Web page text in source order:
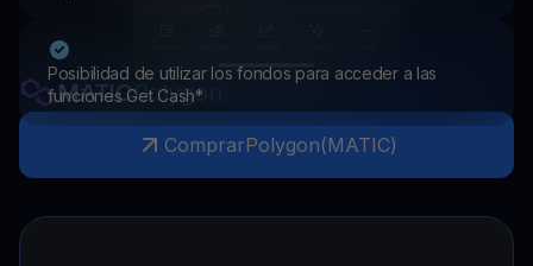
Posibilidad de utilizar los fondos para acceder a las
funciones Get Cash*
MATICPolygon
ComprarPolygon(MATIC)